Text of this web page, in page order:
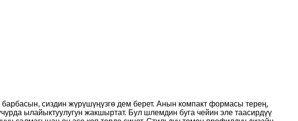
сиздин жүрүшүңүзгө дем берет. Анын компакт формасы терең,
ылайыктуулугун жакшыртат. Бул шлемдин буга чейин эле таасирдүү